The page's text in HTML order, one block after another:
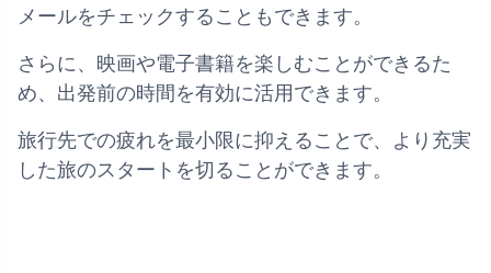
メールをチェックすることもできます。
さらに、映画や電子書籍を楽しむことができるた
め、出発前の時間を有効に活用できます。
旅行先での疲れを最小限に抑えることで、より充実
した旅のスタートを切ることができます。